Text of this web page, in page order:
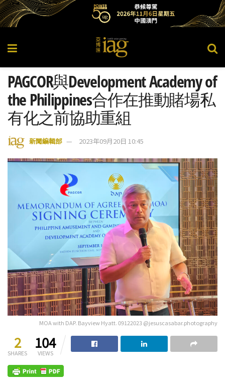
PAGCOR與Development Academy of
the Philippines合作在推動賭場私
有化之前協助重組
新聞編輯部 2023年09月20日 10:45
MOA with DAP. Bayview Hyatt. 09122023 @jesuscasabar.photography
2
SHARES
104
VIEWS